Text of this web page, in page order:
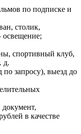
по подписке и
столик,
освещение;
спортивный клуб,
д.
по запросу), выезд до
в качестве